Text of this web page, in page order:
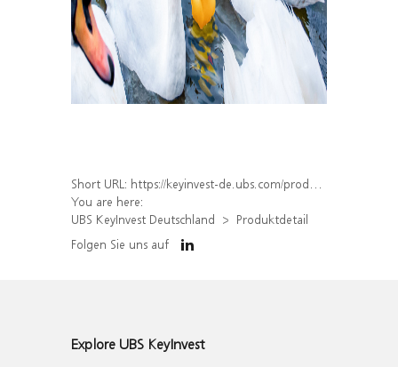
Short URL: https://keyinvest-de.ubs.com/produkt/detail/index/isin/DE000WA576B0
You are here:
UBS KeyInvest Deutschland
Produktdetail
Folgen Sie uns auf
Explore UBS KeyInvest